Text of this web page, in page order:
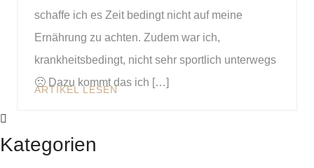
schaffe ich es Zeit bedingt nicht auf meine
Ernährung zu achten. Zudem war ich,
krankheitsbedingt, nicht sehr sportlich unterwegs
🙁 Dazu kommt das ich […]
ARTIKEL LESEN
Kategorien